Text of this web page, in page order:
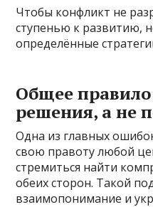
Чтобы конфликт не
ступенью к развитию,
определённые
Общее
решения, а не
Одна из главных
свою правоту любой
стремиться найти
обеих сторон. Такой
взаимопонимание и